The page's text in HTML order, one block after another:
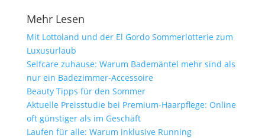
Mehr Lesen
Mit Lottoland und der El Gordo Sommerlotterie zum
Luxusurlaub
Selfcare zuhause: Warum Bademäntel mehr sind als
nur ein Badezimmer-Accessoire
Beauty Tipps für den Sommer
Aktuelle Preisstudie bei Premium-Haarpflege: Online
oft günstiger als im Geschäft
Laufen für alle: Warum inklusive Running